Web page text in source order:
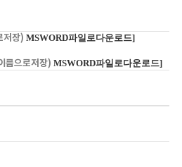
저장) MSWORD파일로다운로드]
름으로저장) MSWORD파일로다운로드]